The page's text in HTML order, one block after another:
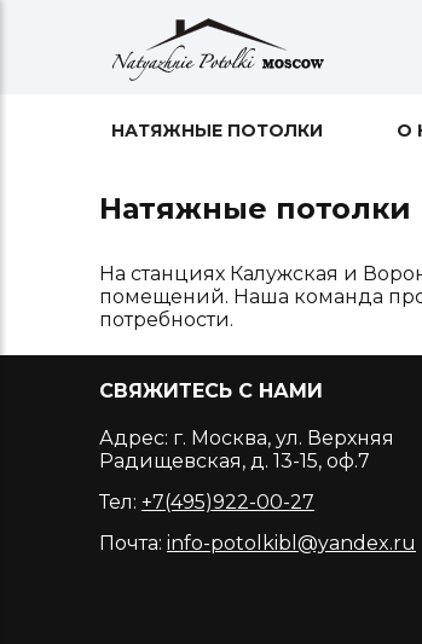
НАТЯЖНЫЕ ПОТОЛКИ О
Натяжные потолки
На станциях Калужская и
помещений. Наша команда
потребности.
СВЯЖИТЕСЬ С НАМИ
Адрес: г. Москва, ул. Верхняя
Радищевская, д. 13-15, оф.7
Тел: +7(495)922-00-27
Почта: info-potolkibl@yandex.ru